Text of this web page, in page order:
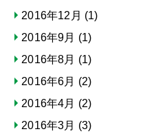
2016年12月 (1)
2016年9月 (1)
2016年8月 (1)
2016年6月 (2)
2016年4月 (2)
2016年3月 (3)